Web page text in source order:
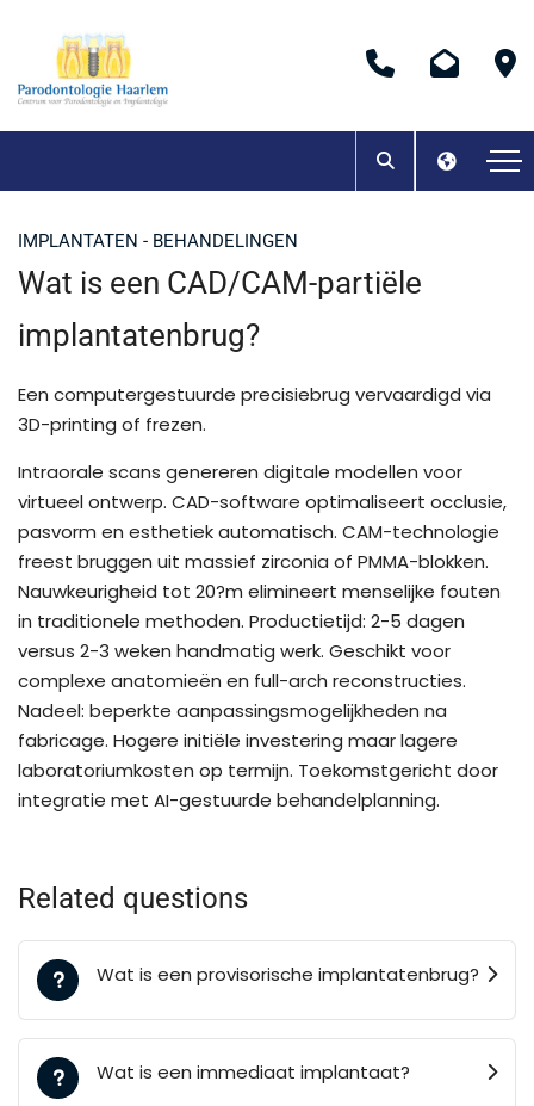
IMPLANTATEN - BEHANDELINGEN
Wat is een CAD/CAM-partiële
implantatenbrug?
Een computergestuurde precisiebrug vervaardigd via
3D-printing of frezen.
Intraorale scans genereren digitale modellen voor
virtueel ontwerp. CAD-software optimaliseert occlusie,
pasvorm en esthetiek automatisch. CAM-technologie
freest bruggen uit massief zirconia of PMMA-blokken.
Nauwkeurigheid tot 20?m elimineert menselijke fouten
in traditionele methoden. Productietijd: 2-5 dagen
versus 2-3 weken handmatig werk. Geschikt voor
complexe anatomieën en full-arch reconstructies.
Nadeel: beperkte aanpassingsmogelijkheden na
fabricage. Hogere initiële investering maar lagere
laboratoriumkosten op termijn. Toekomstgericht door
integratie met AI-gestuurde behandelplanning.
Related questions
Wat is een provisorische implantatenbrug?
Wat is een immediaat implantaat?